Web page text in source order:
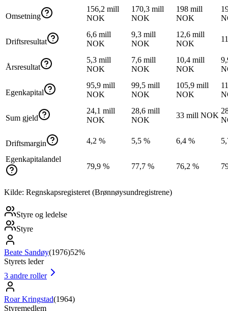
Omsetning
156,2 mill
NOK
170,3 mill
NOK
198 mill
NOK
Driftsresultat
6,6 mill
NOK
9,3 mill
NOK
12,6 mill
NOK
Årsresultat
5,3 mill
NOK
7,6 mill
NOK
10,4 mill
NOK
Egenkapital
95,9 mill
NOK
99,5 mill
NOK
105,9 mill
NOK
Sum gjeld
24,1 mill
NOK
28,6 mill
NOK
33 mill NOK
Driftsmargin 4,2 % 5,5 % 6,4 %
Egenkapitalandel
79,9 %
77,7 % 76,2 %
Kilde: Regnskapsregisteret (Brønnøysundregistrene)
Styre og ledelse
Styre
Beate Sandøy(1976)52%
Styrets leder
3 andre roller
Roar Kringstad(1964)
Styremedlem